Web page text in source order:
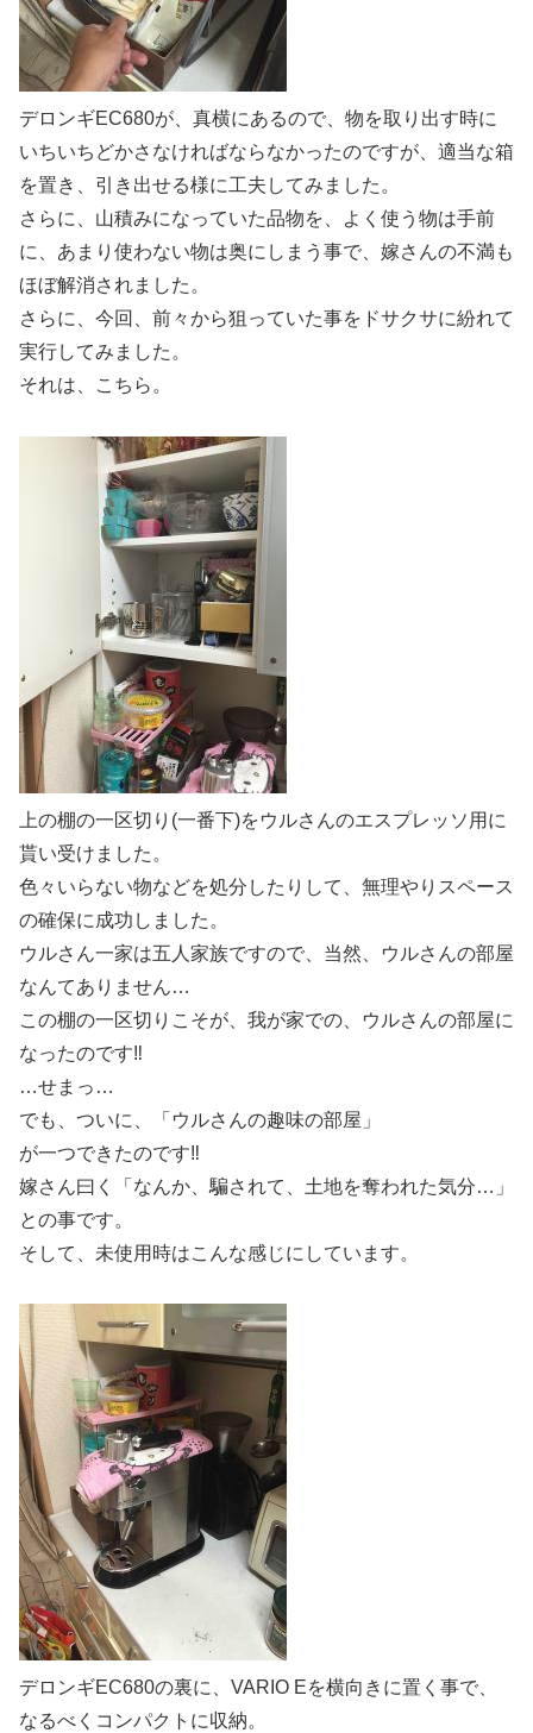
デロンギEC680が、真横にあるので、物を取り出す時に
いちいちどかさなければならなかったのですが、適当な箱
を置き、引き出せる様に工夫してみました。
さらに、山積みになっていた品物を、よく使う物は手前
に、あまり使わない物は奥にしまう事で、嫁さんの不満も
ほぼ解消されました。
さらに、今回、前々から狙っていた事をドサクサに紛れて
実行してみました。
それは、こちら。
上の棚の一区切り(一番下)をウルさんのエスプレッソ用に
貰い受けました。
色々いらない物などを処分したりして、無理やりスペース
の確保に成功しました。
ウルさん一家は五人家族ですので、当然、ウルさんの部屋
なんてありません…
この棚の一区切りこそが、我が家での、ウルさんの部屋に
なったのです‼︎
…せまっ…
でも、ついに、「ウルさんの趣味の部屋」
が一つできたのです‼︎
嫁さん曰く「なんか、騙されて、土地を奪われた気分…」
との事です。
そして、未使用時はこんな感じにしています。
デロンギEC680の裏に、VARIO Eを横向きに置く事で、
なるべくコンパクトに収納。